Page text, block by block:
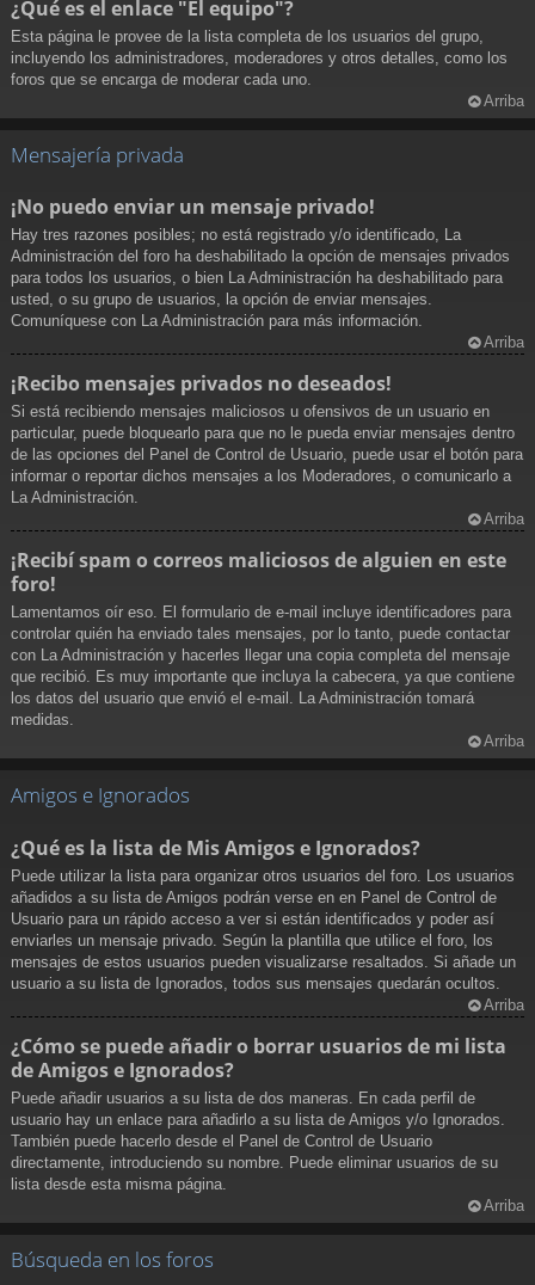
¿Qué es el enlace "El equipo"?
Esta página le provee de la lista completa de los usuarios del grupo,
incluyendo los administradores, moderadores y otros detalles, como los
foros que se encarga de moderar cada uno.
Arriba
Mensajería privada
¡No puedo enviar un mensaje privado!
Hay tres razones posibles; no está registrado y/o identificado, La
Administración del foro ha deshabilitado la opción de mensajes privados
para todos los usuarios, o bien La Administración ha deshabilitado para
usted, o su grupo de usuarios, la opción de enviar mensajes.
Comuníquese con La Administración para más información.
Arriba
¡Recibo mensajes privados no deseados!
Si está recibiendo mensajes maliciosos u ofensivos de un usuario en
particular, puede bloquearlo para que no le pueda enviar mensajes dentro
de las opciones del Panel de Control de Usuario, puede usar el botón para
informar o reportar dichos mensajes a los Moderadores, o comunicarlo a
La Administración.
Arriba
¡Recibí spam o correos maliciosos de alguien en este
foro!
Lamentamos oír eso. El formulario de e-mail incluye identificadores para
controlar quién ha enviado tales mensajes, por lo tanto, puede contactar
con La Administración y hacerles llegar una copia completa del mensaje
que recibió. Es muy importante que incluya la cabecera, ya que contiene
los datos del usuario que envió el e-mail. La Administración tomará
medidas.
Arriba
Amigos e Ignorados
¿Qué es la lista de Mis Amigos e Ignorados?
Puede utilizar la lista para organizar otros usuarios del foro. Los usuarios
añadidos a su lista de Amigos podrán verse en en Panel de Control de
Usuario para un rápido acceso a ver si están identificados y poder así
enviarles un mensaje privado. Según la plantilla que utilice el foro, los
mensajes de estos usuarios pueden visualizarse resaltados. Si añade un
usuario a su lista de Ignorados, todos sus mensajes quedarán ocultos.
Arriba
¿Cómo se puede añadir o borrar usuarios de mi lista
de Amigos e Ignorados?
Puede añadir usuarios a su lista de dos maneras. En cada perfil de
usuario hay un enlace para añadirlo a su lista de Amigos y/o Ignorados.
También puede hacerlo desde el Panel de Control de Usuario
directamente, introduciendo su nombre. Puede eliminar usuarios de su
lista desde esta misma página.
Arriba
Búsqueda en los foros